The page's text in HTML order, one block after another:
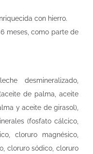
con hierro.
meses, como parte de
desmineralizado,
de palma, aceite
y aceite de girasol),
(fosfato cálcico,
cloruro magnésico,
cloruro sódico, cloruro